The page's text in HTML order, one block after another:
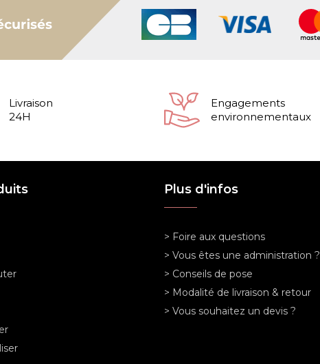
Livraison
24H
Engagements
environnementaux
Plus d'infos
> Foire aux questions
> Vous êtes une administration ?
> Conseils de pose
> Modalité de livraison & retour
> Vous souhaitez un devis ?